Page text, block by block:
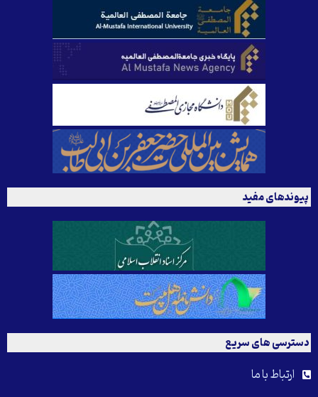
پیوندهای مفید
دسترسی های سریع
ارتباط با ما